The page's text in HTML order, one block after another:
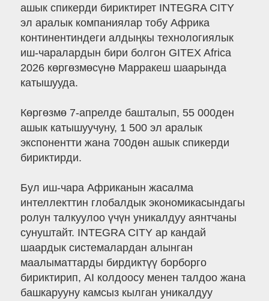
ашык спикерди бириктирет INTEGRA CITY
эл аралык компаниялар тобу Африка
континентиндеги алдыңкы технологиялык
иш-чаралардын бири болгон GITEX Africa
2026 көргөзмөсүнө Марракеш шаарында
катышууда.
Көргөзмө 7-апрелде башталып, 55 000ден
ашык катышуучуну, 1 500 эл аралык
экспонентти жана 700дөн ашык спикерди
бириктирди.
Бул иш-чара Африканын жасалма
интеллекттин глобалдык экономикасындагы
ролун талкуулоо үчүн уникалдуу аянтчаны
сунуштайт. INTEGRA CITY ар кандай
шаардык системалардан алынган
маалыматтарды бирдиктүү борборго
бириктирип, AI колдоосу менен талдоо жана
башкарууну камсыз кылган уникалдуу